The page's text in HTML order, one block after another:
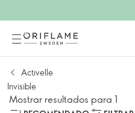
Activelle
Invisible
Mostrar resultados para 1